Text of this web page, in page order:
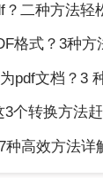
二种方法轻
式？3种方法
种实用转换方法，完美
3个转换方法
高效方法详